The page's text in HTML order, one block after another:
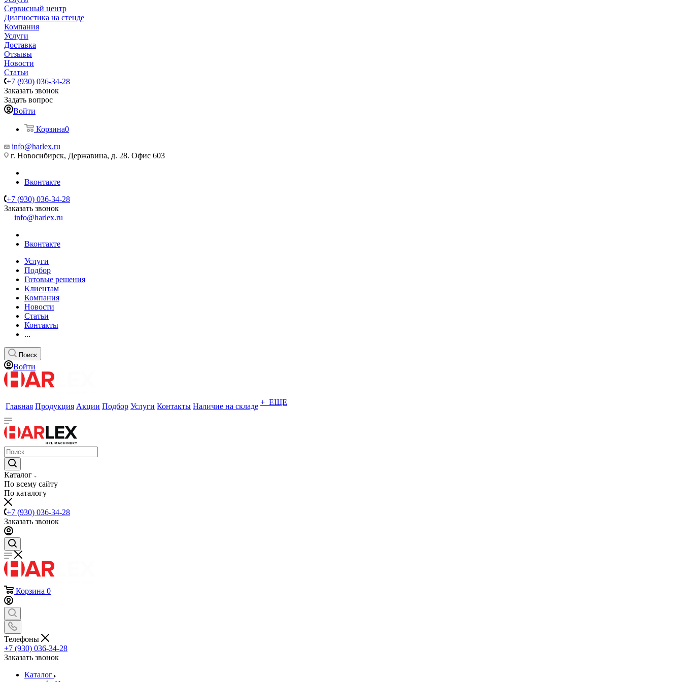
Сервисный центр
Диагностика на стенде
Компания
Услуги
Доставка
Отзывы
Новости
Статьи
+7 (930) 036-34-28
Заказать звонок
Задать вопрос
Войти
Корзина0
info@harlex.ru
г. Новосибирск, Державина, д. 28. Офис 603
Вконтакте
+7 (930) 036-34-28
Заказать звонок
info@harlex.ru
Вконтакте
Услуги
Подбор
Готовые решения
Клиентам
Компания
Новости
Статьи
Контакты
...
Поиск
Войти
Главная Продукция Акции Подбор Услуги Контакты Наличие на складе + ЕЩЕ
Каталог
По всему сайту
По каталогу
+7 (930) 036-34-28
Заказать звонок
Корзина 0
Телефоны
+7 (930) 036-34-28
Заказать звонок
Каталог